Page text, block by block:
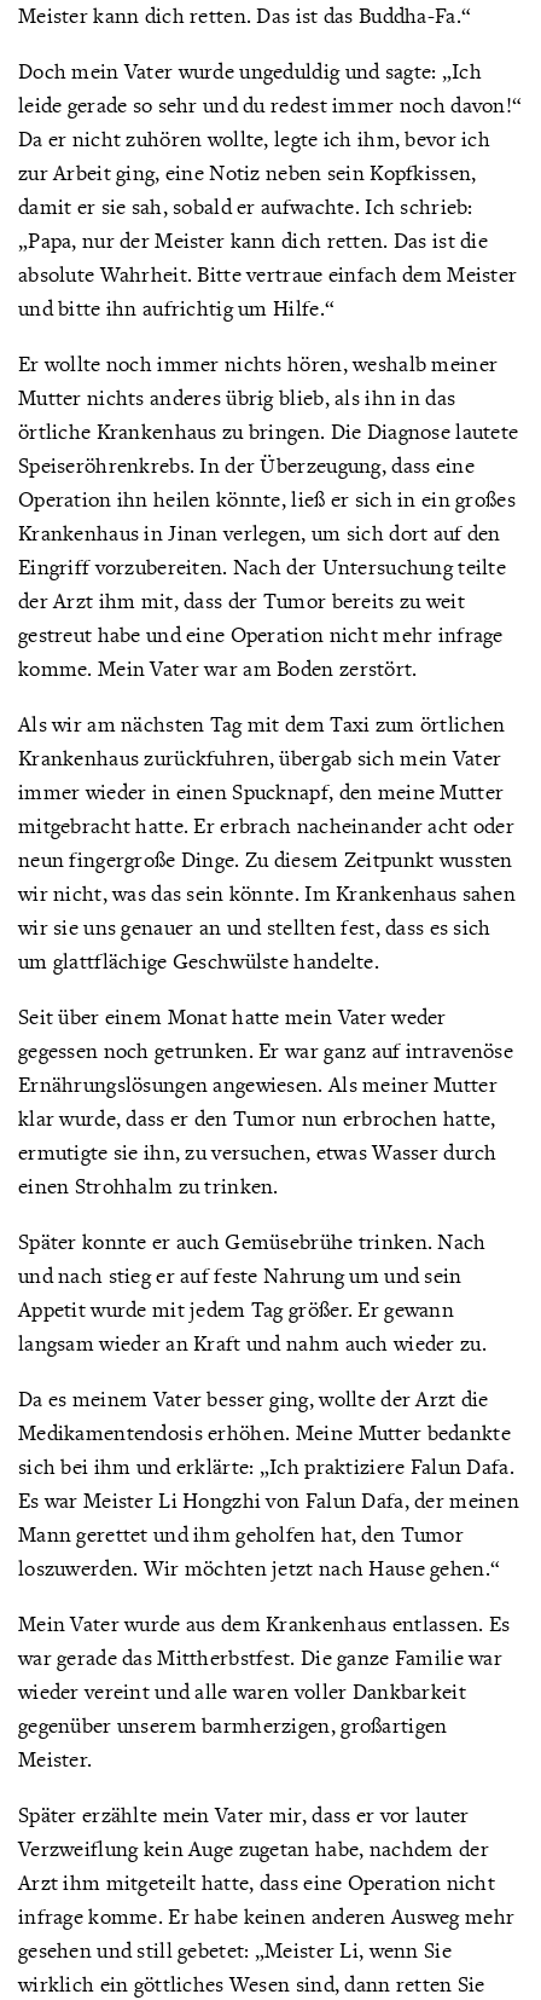
Meister kann dich retten. Das ist das Buddha-Fa.“
Doch mein Vater wurde ungeduldig und sagte: „Ich
leide gerade so sehr und du redest immer noch davon!“
Da er nicht zuhören wollte, legte ich ihm, bevor ich
zur Arbeit ging, eine Notiz neben sein Kopfkissen,
damit er sie sah, sobald er aufwachte. Ich schrieb:
„Papa, nur der Meister kann dich retten. Das ist die
absolute Wahrheit. Bitte vertraue einfach dem Meister
und bitte ihn aufrichtig um Hilfe.“
Er wollte noch immer nichts hören, weshalb meiner
Mutter nichts anderes übrig blieb, als ihn in das
örtliche Krankenhaus zu bringen. Die Diagnose lautete
Speiseröhrenkrebs. In der Überzeugung, dass eine
Operation ihn heilen könnte, ließ er sich in ein großes
Krankenhaus in Jinan verlegen, um sich dort auf den
Eingriff vorzubereiten. Nach der Untersuchung teilte
der Arzt ihm mit, dass der Tumor bereits zu weit
gestreut habe und eine Operation nicht mehr infrage
komme. Mein Vater war am Boden zerstört.
Als wir am nächsten Tag mit dem Taxi zum örtlichen
Krankenhaus zurückfuhren, übergab sich mein Vater
immer wieder in einen Spucknapf, den meine Mutter
mitgebracht hatte. Er erbrach nacheinander acht oder
neun fingergroße Dinge. Zu diesem Zeitpunkt wussten
wir nicht, was das sein könnte. Im Krankenhaus sahen
wir sie uns genauer an und stellten fest, dass es sich
um glattflächige Geschwülste handelte.
Seit über einem Monat hatte mein Vater weder
gegessen noch getrunken. Er war ganz auf intravenöse
Ernährungslösungen angewiesen. Als meiner Mutter
klar wurde, dass er den Tumor nun erbrochen hatte,
ermutigte sie ihn, zu versuchen, etwas Wasser durch
einen Strohhalm zu trinken.
Später konnte er auch Gemüsebrühe trinken. Nach
und nach stieg er auf feste Nahrung um und sein
Appetit wurde mit jedem Tag größer. Er gewann
langsam wieder an Kraft und nahm auch wieder zu.
Da es meinem Vater besser ging, wollte der Arzt die
Medikamentendosis erhöhen. Meine Mutter bedankte
sich bei ihm und erklärte: „Ich praktiziere Falun Dafa.
Es war Meister Li Hongzhi von Falun Dafa, der meinen
Mann gerettet und ihm geholfen hat, den Tumor
loszuwerden. Wir möchten jetzt nach Hause gehen.“
Mein Vater wurde aus dem Krankenhaus entlassen. Es
war gerade das Mittherbstfest. Die ganze Familie war
wieder vereint und alle waren voller Dankbarkeit
gegenüber unserem barmherzigen, großartigen
Meister.
Später erzählte mein Vater mir, dass er vor lauter
Verzweiflung kein Auge zugetan habe, nachdem der
Arzt ihm mitgeteilt hatte, dass eine Operation nicht
infrage komme. Er habe keinen anderen Ausweg mehr
gesehen und still gebetet: „Meister Li, wenn Sie
wirklich ein göttliches Wesen sind, dann retten Sie